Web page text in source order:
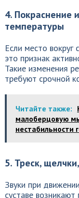
4. Покраснение
температуры
Если место вокруг
это признак
Такие изменения
требуют срочной
Читайте также:
малоберцовую
нестабильности
5. Треск,
Звуки при
суставе